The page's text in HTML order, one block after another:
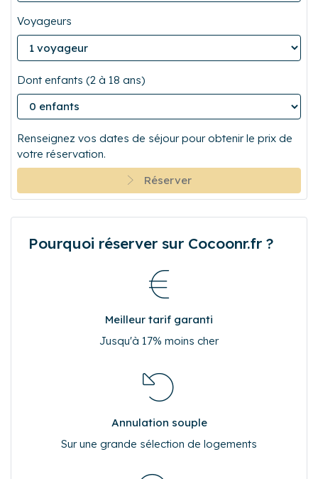
Voyageurs
Dont enfants (2 à 18 ans)
Renseignez vos dates de séjour pour obtenir le prix de
votre réservation.
Réserver
Pourquoi réserver sur Cocoonr.fr ?
Meilleur tarif garanti
Jusqu'à 17% moins cher
Annulation souple
Sur une grande sélection de logements